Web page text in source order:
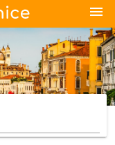
menu